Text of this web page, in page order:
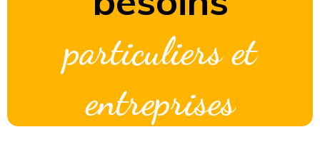
particuliers et
entreprises